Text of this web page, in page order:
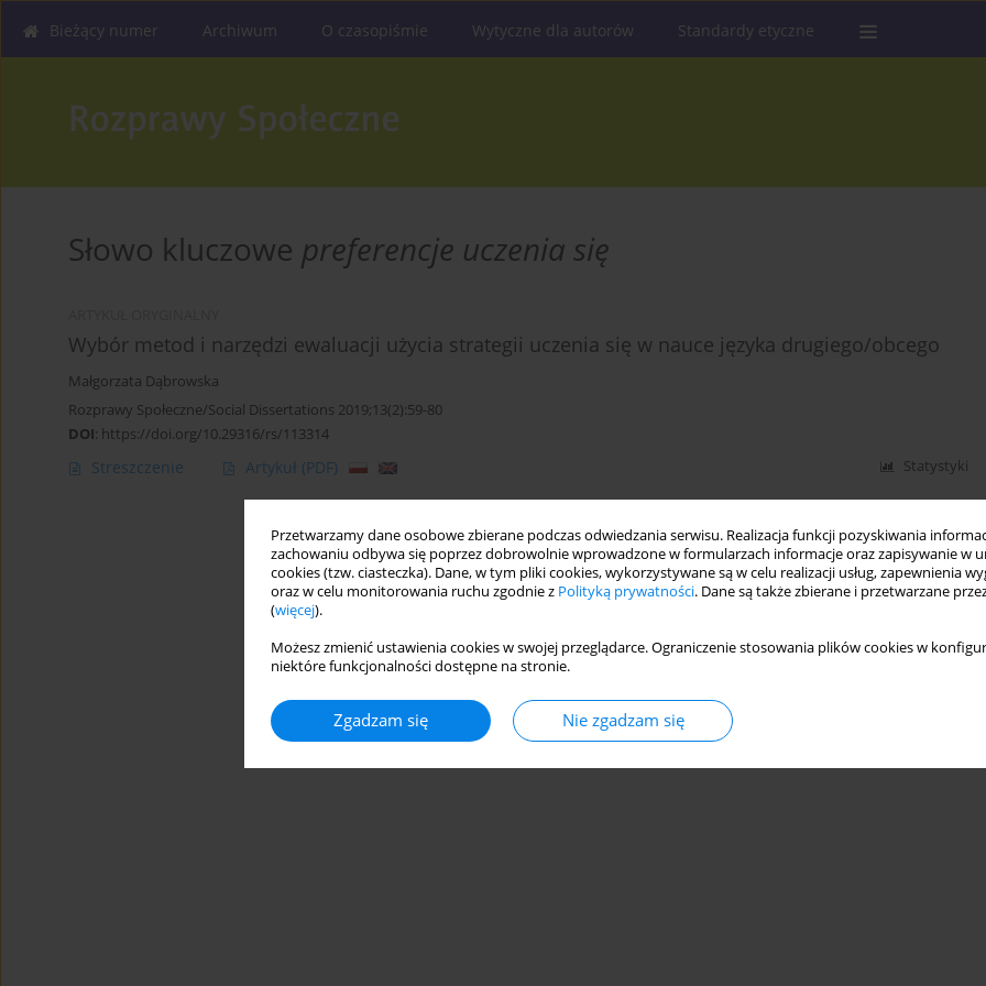
Przetwarzamy dane osobowe zbierane podczas odwiedzania serwisu. Realizacja funkcji pozyskiwania
zachowaniu odbywa się poprzez dobrowolnie wprowadzone w formularzach informacje oraz zapisywanie w
cookies (tzw. ciasteczka). Dane, w tym pliki cookies, wykorzystywane są w celu realizacji usług, zapewnienia
oraz w celu monitorowania ruchu zgodnie z Polityką prywatności. Dane są także zbierane i przetwarzane
(więcej).
Możesz zmienić ustawienia cookies w swojej przeglądarce. Ograniczenie stosowania plików cookies w
niektóre funkcjonalności dostępne na stronie.
Zgadzam się Nie zgadzam się
Bieżący numer Archiwum O czasopiśmie Wytyczne dla autorów Standardy etyczne
Słowo kluczowe preferencje uczenia się
Wybór metod i narzędzi ewaluacji użycia strategii uczenia się w nauce języka drugiego/obcego
Małgorzata Dąbrowska
Rozprawy Społeczne/Social Dissertations 2019;13(2):59-80
DOI: https://doi.org/10.29316/rs/113314
Streszczenie Artykuł (PDF) Statystyki